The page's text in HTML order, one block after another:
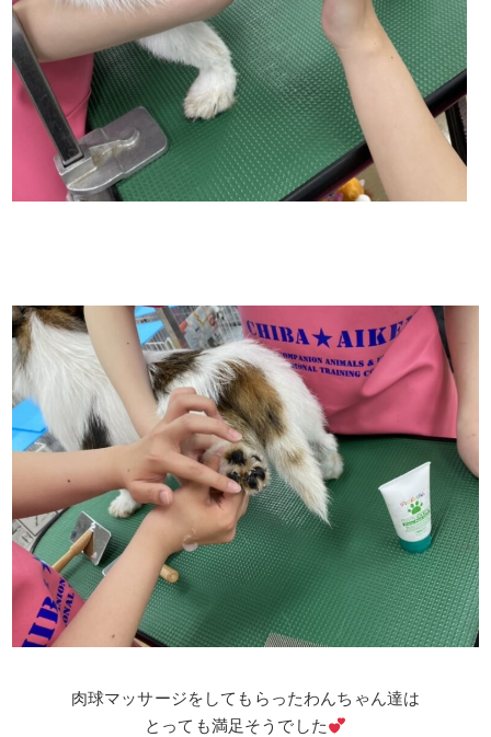
肉球マッサージをしてもらったわんちゃん達は
とっても満足そうでした